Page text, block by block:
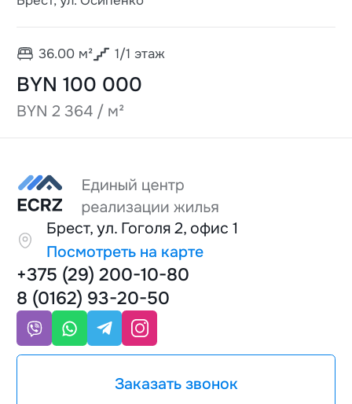
36.00м² 1/1 этаж
BYN 100 000
BYN 2 364 / м²
Брест, ул. Гоголя 2, офис 1
Посмотреть на карте
+375 (29) 200-10-80
8 (0162) 93-20-50
Заказать звонок